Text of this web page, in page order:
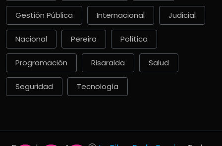
Gestión Pública Internacional Judicial
Nacional Pereira Política
Programación Risaralda Salud
Seguridad Tecnología